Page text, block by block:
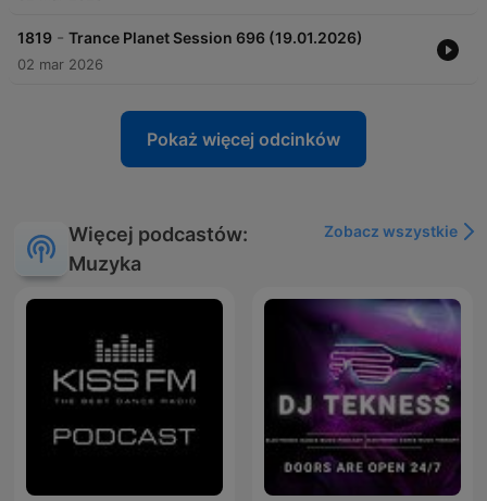
1819 - Trance Planet Session 696 (19.01.2026)
02 mar 2026
Pokaż więcej odcinków
Więcej podcastów:
Muzyka
Zobacz wszystkie